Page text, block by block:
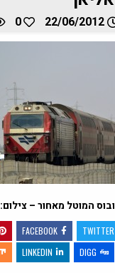
22/06/2012
0
המוטל מאחור –
TWITTER
FACEBOOK
DIGG
LINKEDIN